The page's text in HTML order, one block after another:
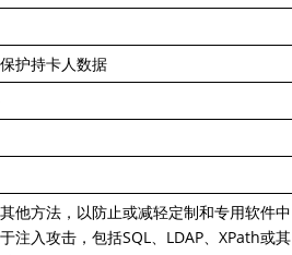
护持卡人数据
他方法，以防止或减轻定制和专用软件中
注入攻击，包括SQL、LDAP、XPath或其